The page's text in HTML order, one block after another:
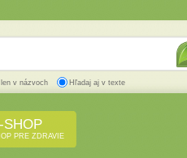
v názvoch Hľadaj aj v texte
SHOP
PRE ZDRAVIE